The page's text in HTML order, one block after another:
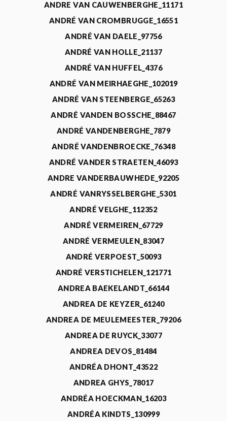
ANDRE VAN CAUWENBERGHE_11171
ANDRÉ VAN CROMBRUGGE_16551
ANDRÉ VAN DAELE_97756
ANDRÉ VAN HOLLE_21137
ANDRÉ VAN HUFFEL_4376
ANDRÉ VAN MEIRHAEGHE_102019
ANDRÉ VAN STEENBERGE_65263
ANDRÉ VANDEN BOSSCHE_88467
ANDRÉ VANDENBERGHE_7879
ANDRÉ VANDENBROECKE_76348
ANDRÉ VANDER STRAETEN_46093
ANDRE VANDERBAUWHEDE_92205
ANDRÉ VANRYSSELBERGHE_5301
ANDRÉ VELGHE_112352
ANDRÉ VERMEIREN_67729
ANDRÉ VERMEULEN_83047
ANDRÉ VERPOEST_50093
ANDRÉ VERSTICHELEN_121771
ANDREA BAEKELANDT_66144
ANDREA DE KEYZER_61240
ANDREA DE MEULEMEESTER_79206
ANDREA DE RUYCK_33077
ANDREA DEVOS_81484
ANDRÉA DHONT_43522
ANDREA GHYS_78017
ANDRÉA HOECKMAN_16203
ANDRÉA KINDTS_130999